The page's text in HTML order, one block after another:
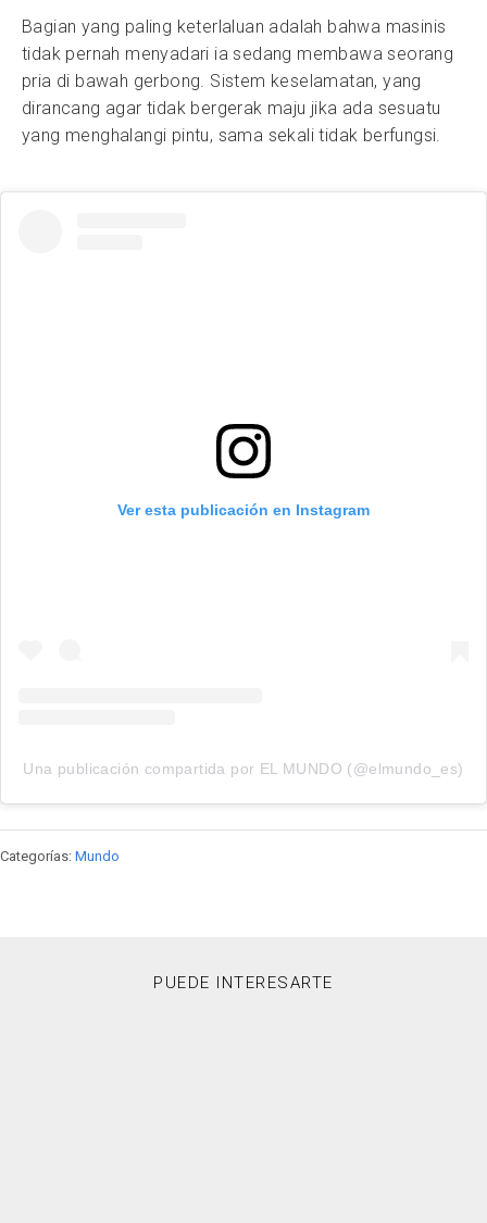
Bagian yang paling keterlaluan adalah bahwa masinis
tidak pernah menyadari ia sedang membawa seorang
pria di bawah gerbong. Sistem keselamatan, yang
dirancang agar tidak bergerak maju jika ada sesuatu
yang menghalangi pintu, sama sekali tidak berfungsi.
Ver esta publicación en Instagram
Una publicación compartida por EL MUNDO (@elmundo_es)
Categorías: Mundo
PUEDE INTERESARTE